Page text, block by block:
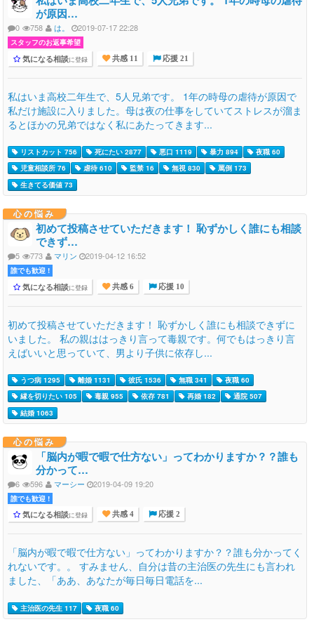
が原因…
0 758 は。 2019-07-17 22:28
スタッフのお返事希望
気になる相談に登録 共感 11 応援 21
私はいま高校二年生で、5人兄弟です。 1年の時母の虐待が原因で
私だけ施設に入りました。母は夜の仕事をしていてストレスが溜ま
るとほかの兄弟ではなく私にあたってきます...
リストカット 756 死にたい 2877 悪口 1119 暴力 894
夜職 60
児童相談所 76
虐待 610 監禁 16 無視 830
罵倒 173
生きてる価値 73
心の悩み
初めて投稿させていただきます！ 恥ずかしく誰にも相談
できず…
5 773 マリン 2019-04-12 16:52
誰でも歓迎 !
気になる相談に登録 共感 6 応援 10
初めて投稿させていただきます！ 恥ずかしく誰にも相談できずに
いました。 私の親ははっきり言って毒親です。何でもはっきり言
えばいいと思っていて、男より子供に依存し...
うつ病 1295 離婚 1131 彼氏 1536 無職 341
夜職 60
縁を切りたい 105
毒親 955 依存 781 再婚 182
通院 507
結婚 1063
心の悩み
「脳内が暇で暇で仕方ない」ってわかりますか？？誰も
分かって…
6 596 マーシー 2019-04-09 19:20
誰でも歓迎 !
気になる相談に登録 共感 4 応援 2
「脳内が暇で暇で仕方ない」ってわかりますか？？誰も分かってく
れないです。。 すみません、自分は昔の主治医の先生にも言われ
ました、「ああ、あなたが毎日毎日電話を...
主治医の先生 117 夜職 60